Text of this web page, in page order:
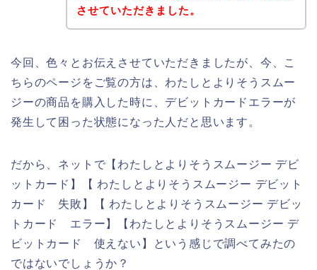
させていただきました。
今回、色々とお伝えさせていただきましたが、今、こ
ちらのページをご覧の方は、わたしとよりそうスムー
ジーの商品を購入した時に、デビットカードエラーが
発生して困った状態になった人だと思います。
だから、ネットで【わたしとよりそうスムージー デビ
ットカード】【 わたしとよりそうスムージー デビット
カード 失敗】【 わたしとよりそうスムージー デビッ
トカード エラー】【わたしとよりそうスムージー デ
ビットカード 使えない】という感じで調べてみたの
ではないでしょうか？